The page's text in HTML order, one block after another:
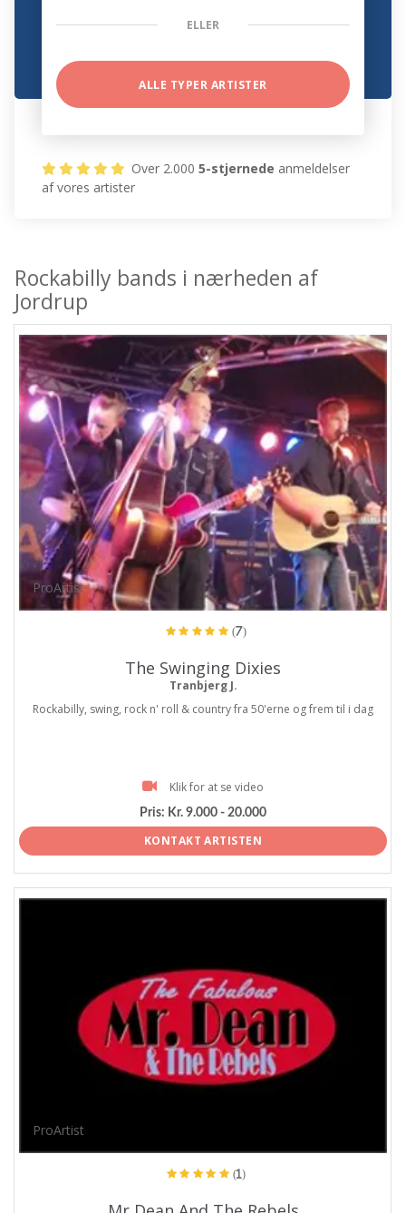
ELLER
ALLE TYPER ARTISTER
Over 2.0005-stjernede anmeldelser
af vores artister
Rockabilly bands i nærheden af
Jordrup
ProArtist
(7)
The Swinging Dixies
Tranbjerg J.
Rockabilly, swing, rock n' roll & country fra 50'erne og frem til i dag
Klik for at se video
Pris: Kr. 9.000 - 20.000
KONTAKT ARTISTEN
ProArtist
(1)